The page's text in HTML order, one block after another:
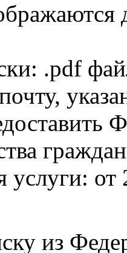
.pdf
услуги: от
из